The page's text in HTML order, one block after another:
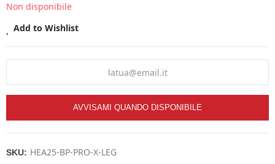
Non disponibile
Add to Wishlist
AVVISAMI QUANDO DISPONIBILE
SKU: HEA25-BP-PRO-X-LEG